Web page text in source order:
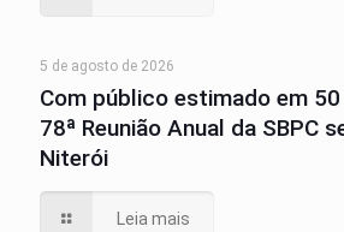
5 de agosto de 2026
Com público estimado em
78ª Reunião Anual da SBPC
Niterói
Leia mais